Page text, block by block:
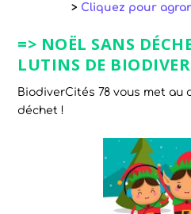
> Cliquez pour
=> NOËL SANS
LUTINS DE
BiodiverCités 78 vous met au
déchet !